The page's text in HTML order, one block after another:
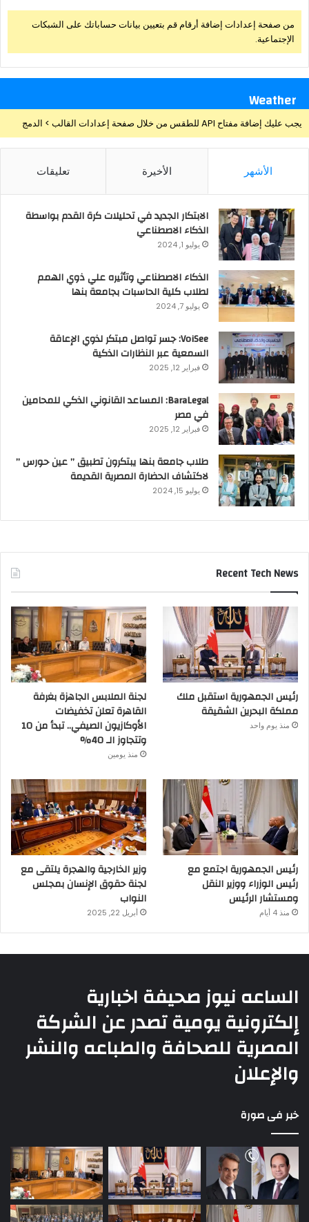
من صفحة إعدادات إضافة أرقام قم بتعيين بيانات حساباتك على الشبكات
الإجتماعية.
Weather
يجب عليك إضافة مفتاح API للطقس من خلال صفحة إعدادات القالب > الدمج
الأشهر الأخيرة تعليقات
الابتكار الجديد في تحليلات كرة القدم بواسطة
الذكاء الاصطناعي
يوليو 1, 2024
الذكاء الاصطناعي وتأثيره علي ذوي الهمم
لطلاب كلية الحاسبات بجامعة بنها
يوليو 7, 2024
VoiSee: جسر تواصل مبتكر لذوي الإعاقة
السمعية عبر النظارات الذكية
فبراير 12, 2025
BaraLegal: المساعد القانوني الذكي للمحامين
في مصر
فبراير 12, 2025
طلاب جامعة بنها يبتكرون تطبيق ” عين حورس ”
لاكتشاف الحضارة المصرية القديمة
يوليو 15, 2024
Recent Tech News
رئيس الجمهورية استقبل ملك
مملكة البحرين الشقيقة
منذ يوم واحد
لجنة الملابس الجاهزة بغرفة
القاهرة تعلن تخفيضات
الأوكازيون الصيفي.. تبدأ من 10
وتتجاوز الـ 40%
منذ يومين
رئيس الجمهورية اجتمع مع
رئيس الوزراء ووزير النقل
ومستشار الرئيس
منذ 4 أيام
وزير الخارجية والهجرة يلتقى مع
لجنة حقوق الإنسان بمجلس
النواب
أبريل 22, 2025
الساعه نيوز صحيفة اخبارية
إلكترونية يومية تصدر عن الشركة
المصرية للصحافة والطباعه والنشر
والإعلان
خبر فى صورة